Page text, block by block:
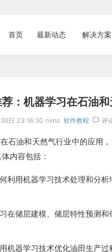
首页 最新动态 解决方案
：机器学习在石油
日 23:16:30 nimo 软件教程 评
在石油和天然气行业中的应用
内容包括：
何利用机器学习技术处理和分
在储层建模、储层特性预测
机器学习技术优化油田生产